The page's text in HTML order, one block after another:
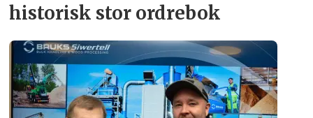
historisk stor ordrebok